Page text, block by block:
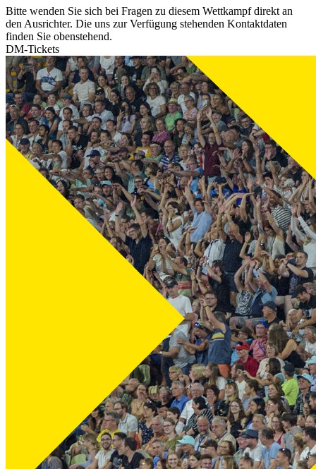
Bitte wenden Sie sich bei Fragen zu diesem Wettkampf direkt an
den Ausrichter. Die uns zur Verfügung stehenden Kontaktdaten
finden Sie obenstehend.
DM-Tickets